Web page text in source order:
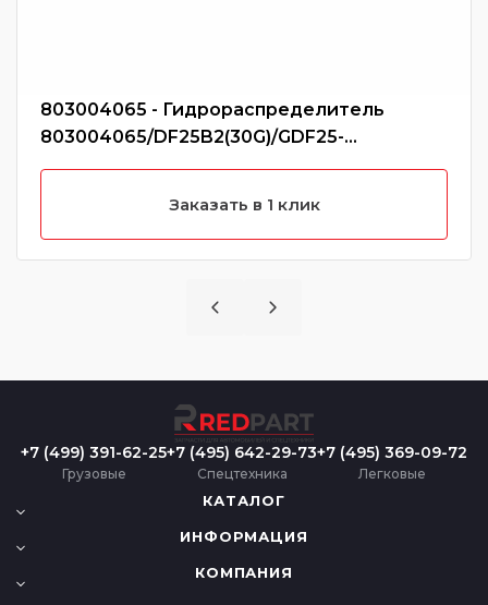
803004065 - Гидрораспределитель
803004065/DF25B2(30G)/GDF25-
16/DF25B2/5002035
Заказать в 1 клик
+7 (499) 391-62-25
Грузовые
+7 (495) 642-29-73
Спецтехника
+7 (495) 369-09-72
Легковые
КАТАЛОГ
ИНФОРМАЦИЯ
КОМПАНИЯ